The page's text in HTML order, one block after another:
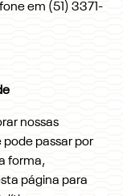
em (51) 3371-
nossas
pode passar por
forma,
página para